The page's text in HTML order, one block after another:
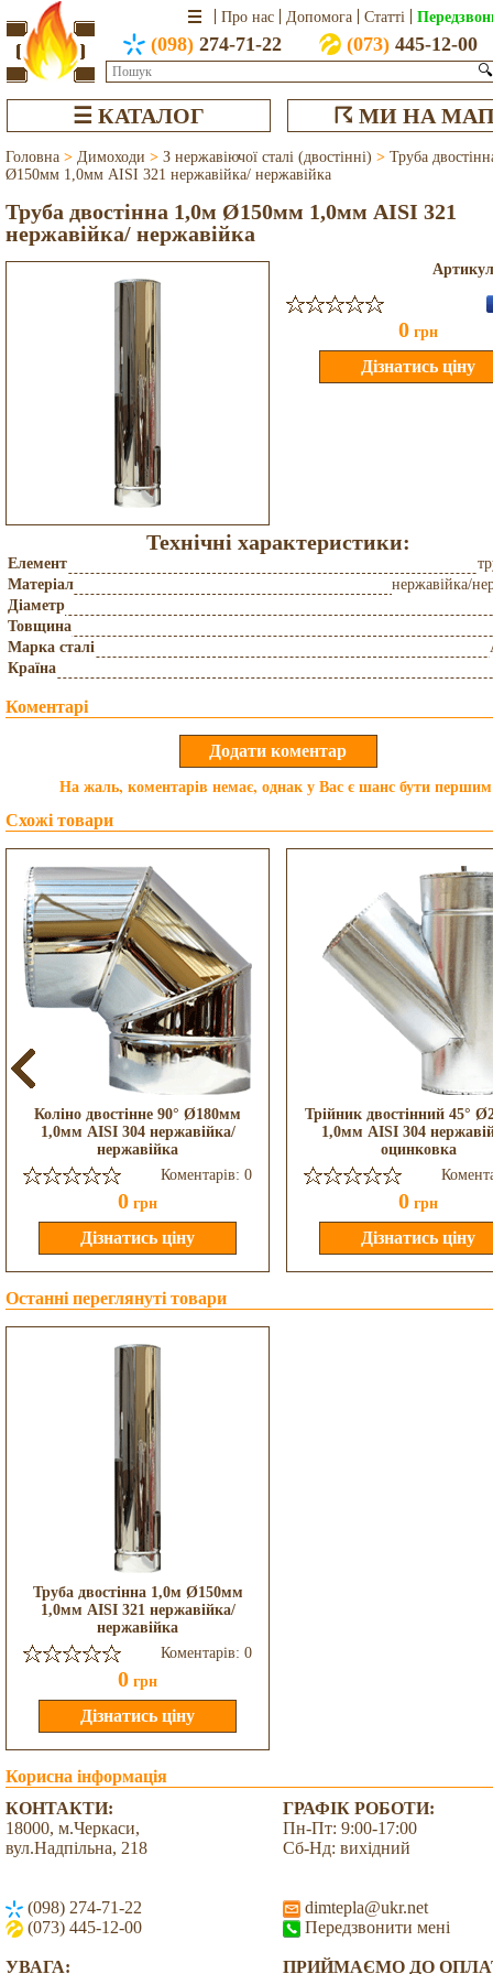
Про нас Допомога Статті
(098) 274-71-22 (073)445-12-00
🔍
☰ КАТАЛОГ ☈ МИ НА
Головна > Димоходи > З нержавіючої сталі (двостінні) > Труба
Ø150мм 1,0мм AISI 321 нержавійка/ нержавійка
Труба двостінна 1,0м Ø150мм 1,0мм AISI 321
нержавійка/ нержавійка
0 грн
Технічні характеристики:
Елемент
Матеріал
нержавійка/
Діаметр
Товщина
Марка сталі
Країна
Коментарі
На жаль, коментарів немає, однак у Вас є шанс бути
Схожі товари
Коліно двостінне 90° Ø180мм
1,0мм AISI 304 нержавійка/
нержавійка
Коментарів: 0
0 грн
Трійник двостінний 45°
1,0мм AISI 304
оцинковка
0 грн
Останні переглянуті товари
Труба двостінна 1,0м Ø150мм
1,0мм AISI 321 нержавійка/
нержавійка
Коментарів: 0
0 грн
Корисна інформація
КОНТАКТИ:
18000, м.Черкаси,
вул.Надпільна, 218
(098) 274-71-22
(073) 445-12-00
ГРАФІК РОБОТИ:
Пн-Пт: 9:00-17:00
Сб-Нд: вихідний
dimtepla@ukr.net
Передзвонити мені
УВАГА: ПРИЙМАЄМО ДО